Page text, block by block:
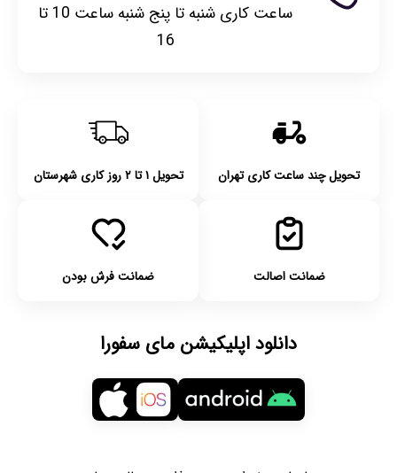
ساعت کاری شنبه تا پنج شنبه ساعت 10 تا
16
تحویل چند ساعت کاری تهران تحویل ۱ تا ۲ روز کاری شهرستان
ضمانت اصالت ضمانت فرش بودن
دانلود اپلیکیشن مای سفورا